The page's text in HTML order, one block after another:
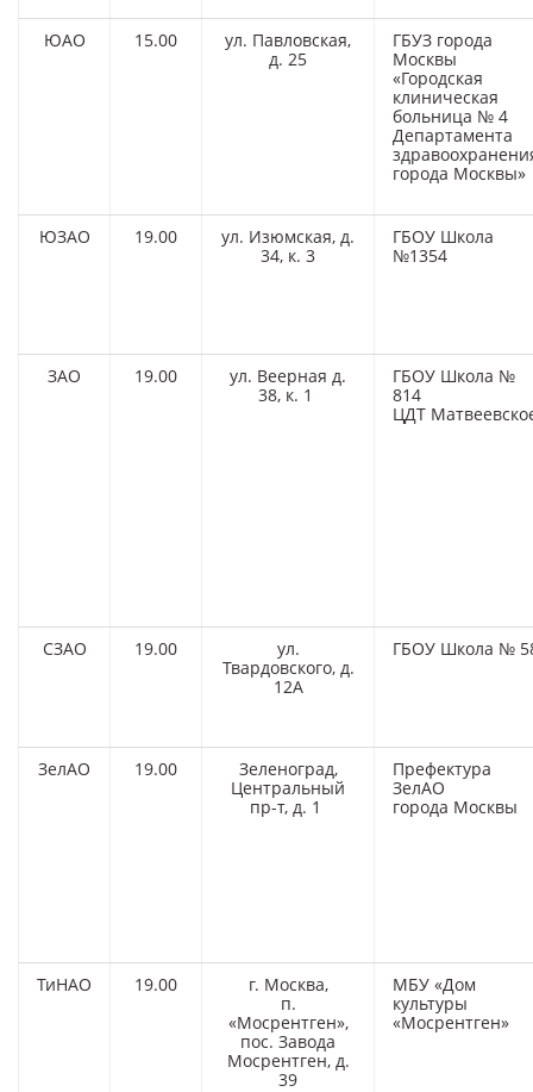
ЮАО 15.00
ул. Павловская,
д. 25
ГБУЗ города
Москвы
«Городская
клиническая
больница № 4
Департамента
города Москвы»
ЮЗАО 19.00
ул. Изюмская, д.
34, к. 3
ГБОУ Школа
№1354
ЗАО 19.00
ул. Веерная д.
38, к. 1
ГБОУ Школа №
814
ЦДТ
СЗАО 19.00
ул.
Твардовского, д.
12А
ГБОУ Школа №
ЗелАО 19.00
Зеленоград,
Центральный
пр-т, д. 1
Префектура
ЗелАО
города Москвы
ТиНАО 19.00
г. Москва,
п.
«Мосрентген»,
пос. Завода
Мосрентген, д.
39
МБУ «Дом
культуры
«Мосрентген»